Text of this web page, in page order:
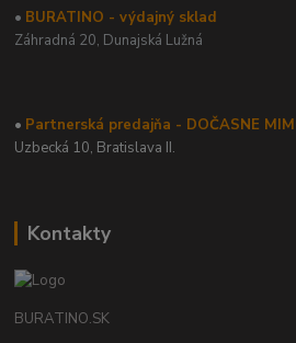
• BURATINO - výdajný sklad
Záhradná 20, Dunajská Lužná
• Partnerská predajňa - DOČASNE
Uzbecká 10, Bratislava II.
Kontakty
BURATINO.SK